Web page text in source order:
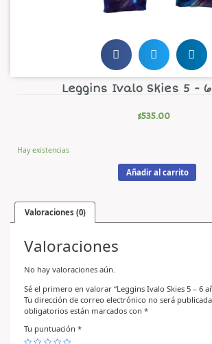
Leggins Ivalo Skies 5 -
$535.00
Hay existencias
Añadir al carrito
Valoraciones (0)
Valoraciones
No hay valoraciones aún.
Sé el primero en valorar “Leggins Ivalo Skies 5 – 6
Tu dirección de correo electrónico no será publicada.
obligatorios están marcados con *
Tu puntuación *